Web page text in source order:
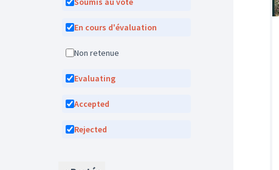
En cours d'évaluation
Non retenue
Evaluating
Accepted
Rejected